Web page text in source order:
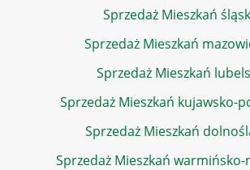
Sprzedaż Mieszkań
Sprzedaż Mieszkań
Sprzedaż Mieszkań
Sprzedaż Mieszkań kujawsko-
Sprzedaż Mieszkań
Sprzedaż Mieszkań